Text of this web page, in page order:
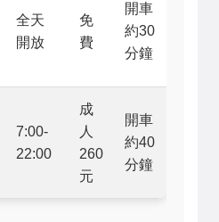
全天
開放
免
費
開車
約30
分鐘
7:00-
22:00
成
人
260
元
開車
約40
分鐘